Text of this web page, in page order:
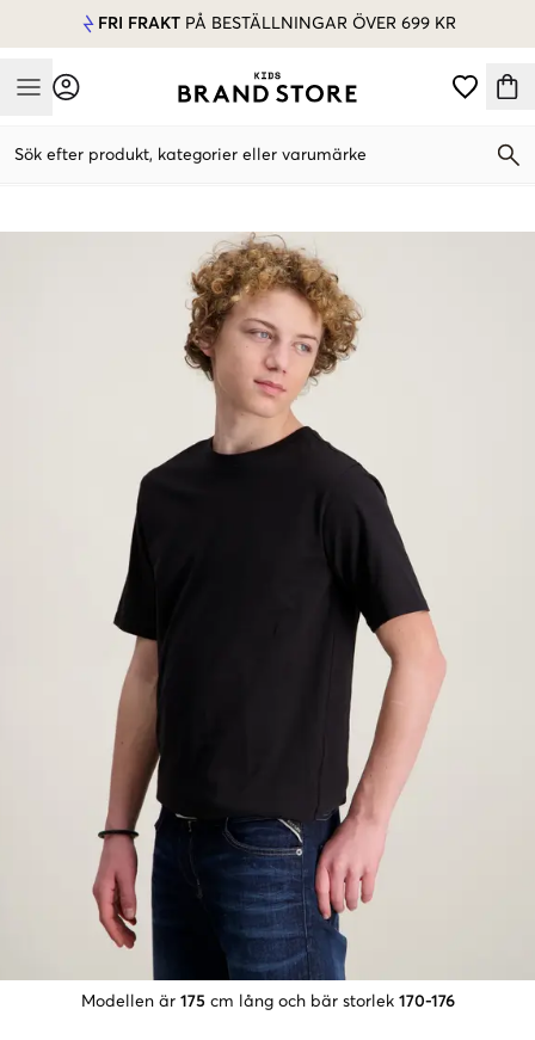
FRI FRAKT PÅ BESTÄLLNINGAR ÖVER 699 KR
Mobile Menu
Sök efter produkt, kategorier eller varumärke
Modellen är 175 cm lång och bär storlek 170-176